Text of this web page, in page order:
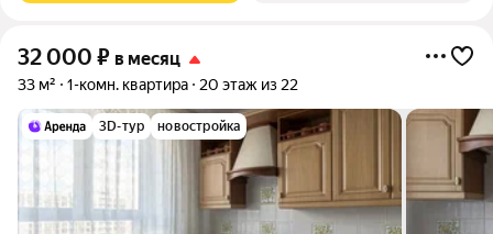
32 000 ₽ в месяц
33 м² 1-комн. квартира 20 этаж из 22
3D-тур новостройка